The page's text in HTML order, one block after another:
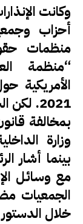
وكانت
أحزاب
منظمات
“منظمة
الأمريكية
2021.
بمخالفة
وزارة
بينما أشار
مع وسائل
الجمعيات
خلال